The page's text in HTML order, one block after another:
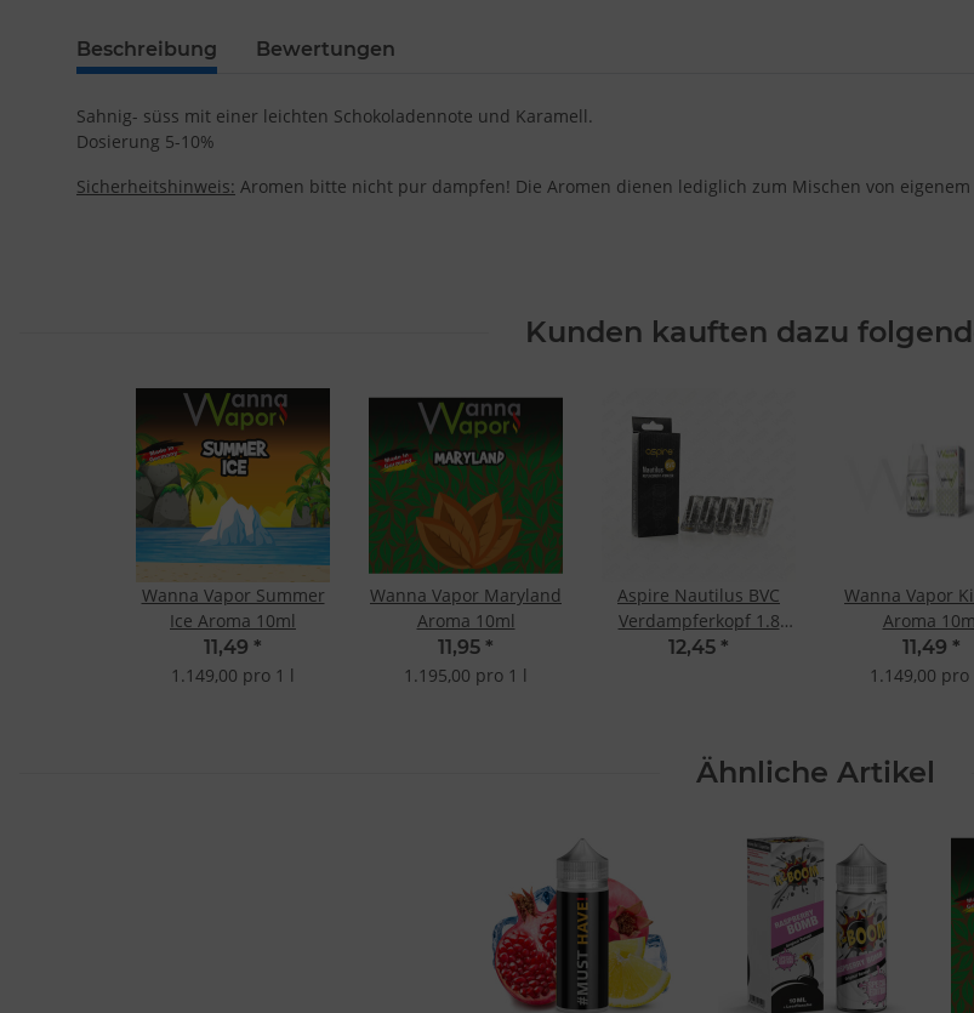
Beschreibung Bewertungen
Sahnig- süss mit einer leichten Schokoladennote und Karamell.
Dosierung 5-10%
Sicherheitshinweis: Aromen bitte nicht pur dampfen! Die Aromen dienen lediglich zum Mischen von
Kunden kauften dazu
Wanna Vapor Summer
Ice Aroma 10ml
11,49 *
1.149,00 pro 1 l
Wanna Vapor Maryland
Aroma 10ml
11,95 *
1.195,00 pro 1 l
Aspire Nautilus BVC
Verdampferkopf 1.8
Ohm (5 Stk.)
12,45 *
Wanna Vapor
Aroma
11,49 *
1.149,00 pro
Ähnliche Artikel